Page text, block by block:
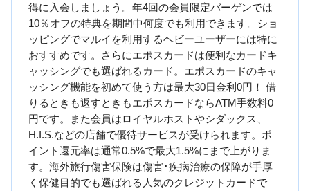
得に入会しましょう。年4回の会員限定バーゲンでは
10％オフの特典を期間中何度でも利用できます。ショ
ッピングでマルイを利用するヘビーユーザーには特に
おすすめです。さらにエポスカードは便利なカードキ
ャッシングでも選ばれるカード。エポスカードのキャ
ッシング機能を初めて使う方は最大30日金利0円！ 借
りるときも返すときもエポスカードならATM手数料0
円です。また会員はロイヤルホストやシダックス、
H.I.S.などの店舗で優待サービスが受けられます。ポ
イント還元率は通常0.5%で最大1.5%にまで上がりま
す。海外旅行傷害保険は傷害･疾病治療の保障が手厚
く保健目的でも選ばれる人気のクレジットカードで